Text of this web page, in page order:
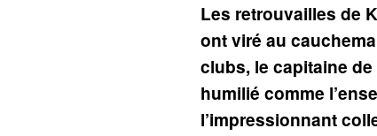
Les retrouvailles de
ont viré au
clubs, le capitaine de
humilié comme
l’impressionnant